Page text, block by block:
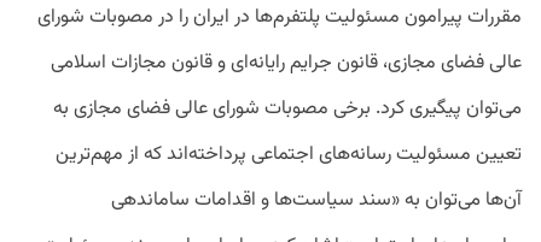
مقررات پیرامون مسئولیت پلتفرم‌ها در ایران را در مصوبات شورای
عالی فضای مجازی، قانون جرایم رایانه‌ای و قانون مجازات اسلامی
می‌توان پیگیری کرد. برخی مصوبات شورای عالی فضای مجازی به
تعیین مسئولیت رسانه‌های اجتماعی پرداخته‌اند که از مهم‌ترین
آن‌ها می‌توان به «سند سیاست‌ها و اقدامات ساماندهی